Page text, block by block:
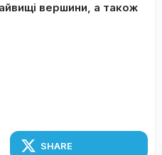
вершини, а також
SHARE